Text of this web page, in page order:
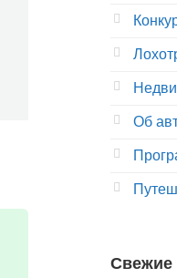
Об
Свежие